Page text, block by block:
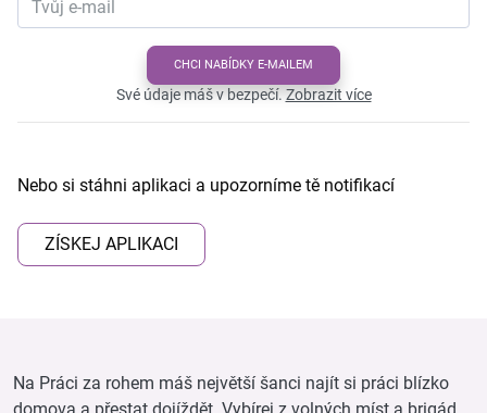
CHCI NABÍDKY E-MAILEM
Své údaje máš v bezpečí.Zobrazit více
Nebo si stáhni aplikaci a upozorníme tě notifikací
ZÍSKEJ APLIKACI
Na Práci za rohem máš největší šanci najít si práci blízko
domova a přestat dojíždět. Vybírej z volných míst a brigád